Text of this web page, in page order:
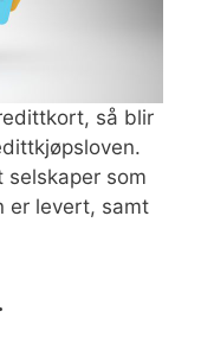
så blir
selskaper som
er levert, samt